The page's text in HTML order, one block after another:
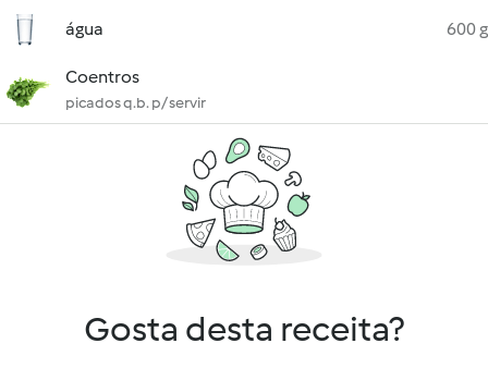
água 600 g
Coentros
picados q.b. p/ servir
Gosta desta receita?